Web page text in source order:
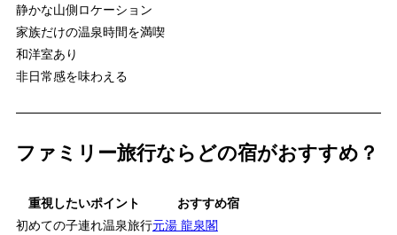
静かな山側ロケーション
家族だけの温泉時間を満喫
和洋室あり
非日常感を味わえる
ファミリー旅行ならどの宿がおすすめ？
重視したいポイント
おすすめ宿
初めての子連れ温泉旅行元湯 龍泉閣